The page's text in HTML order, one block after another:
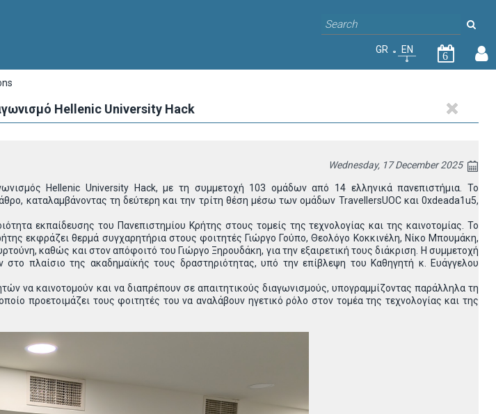
GR EN
6
Hellenic University Hack
Wednesday, 17 December 2025
Hellenic University Hack, με τη συμμετοχή 103 ομάδων από 14 ελληνικά πανεπιστήμια. Το
καταλαμβάνοντας τη δεύτερη και την τρίτη θέση μέσω των ομάδων TravellersUOCκαι 0xdeada1u5,
εκπαίδευσης του Πανεπιστημίου Κρήτης στους τομείς της τεχνολογίας και της καινοτομίας. Το
εκφράζει θερμά συγχαρητήρια στους φοιτητές Γιώργο Γούπο, Θεολόγο Κοκκινέλη, Νίκο Μπουμάκη,
καθώς και στον απόφοιτό του Γιώργο Ξηρουδάκη, για την εξαιρετική τους διάκριση. Η συμμετοχή
πλαίσιο της ακαδημαϊκής τους δραστηριότητας, υπό την επίβλεψη του Καθηγητή κ. Ευάγγελου
να καινοτομούν και να διαπρέπουν σε απαιτητικούς διαγωνισμούς, υπογραμμίζοντας παράλληλα τη
προετοιμάζει τους φοιτητές του να αναλάβουν ηγετικό ρόλο στον τομέα της τεχνολογίας και της